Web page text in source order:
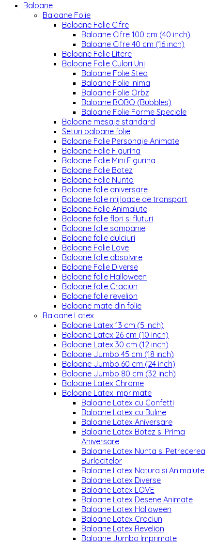
Baloane
Baloane Folie
Baloane Folie Cifre
Baloane Cifre 100 cm (40 inch)
Baloane Cifre 40 cm (16 inch)
Baloane Folie Litere
Baloane Folie Culori Uni
Baloane Folie Stea
Baloane Folie Inima
Baloane Folie Orbz
Baloane BOBO (Bubbles)
Baloane Folie Forme Speciale
Baloane mesaje standard
Seturi baloane folie
Baloane Folie Personaje Animate
Baloane Folie Figurina
Baloane Folie Mini Figurina
Baloane Folie Botez
Baloane Folie Nunta
Baloane folie aniversare
Baloane folie mijloace de transport
Baloane Folie Animalute
Baloane folie flori si fluturi
Baloane folie sampanie
Baloane folie dulciuri
Baloane Folie Love
Baloane folie absolvire
Baloane Folie Diverse
Baloane folie Halloween
Baloane folie Craciun
Baloane folie revelion
Baloane mate din folie
Baloane Latex
Baloane Latex 13 cm (5 inch)
Baloane Latex 26 cm (10 inch)
Baloane Latex 30 cm (12 inch)
Baloane Jumbo 45 cm (18 inch)
Baloane Jumbo 60 cm (24 inch)
Baloane Jumbo 80 cm (32 inch)
Baloane Latex Chrome
Baloane Latex imprimate
Baloane Latex cu Confetti
Baloane Latex cu Buline
Baloane Latex Aniversare
Baloane Latex Botez si Prima
Aniversare
Baloane Latex Nunta si Petrecerea
Burlacitelor
Baloane Latex Natura si Animalute
Baloane Latex Diverse
Baloane Latex LOVE
Baloane Latex Desene Animate
Baloane Latex Halloween
Baloane Latex Craciun
Baloane Latex Revelion
Baloane Jumbo Imprimate